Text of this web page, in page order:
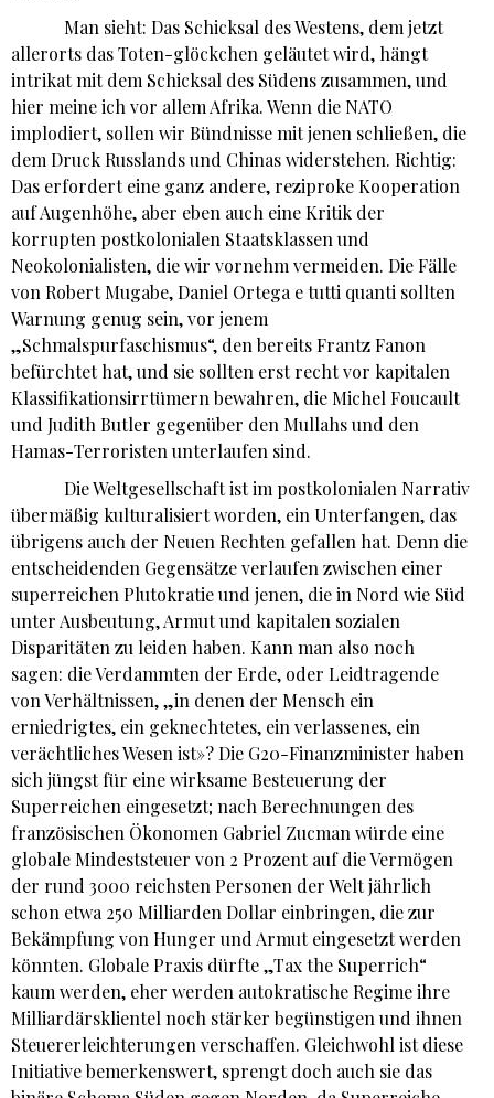
Man sieht: Das Schicksal des Westens, dem jetzt
allerorts das Toten-glöckchen geläutet wird, hängt
intrikat mit dem Schicksal des Südens zusammen, und
hier meine ich vor allem Afrika. Wenn die NATO
implodiert, sollen wir Bündnisse mit jenen schließen, die
dem Druck Russlands und Chinas widerstehen. Richtig:
Das erfordert eine ganz andere, reziproke Kooperation
auf Augenhöhe, aber eben auch eine Kritik der
korrupten postkolonialen Staatsklassen und
Neokolonialisten, die wir vornehm vermeiden. Die Fälle
von Robert Mugabe, Daniel Ortega e tutti quanti sollten
Warnung genug sein, vor jenem
„Schmalspurfaschismus“, den bereits Frantz Fanon
befürchtet hat, und sie sollten erst recht vor kapitalen
Klassifikationsirrtümern bewahren, die Michel Foucault
und Judith Butler gegenüber den Mullahs und den
Hamas-Terroristen unterlaufen sind.
Die Weltgesellschaft ist im postkolonialen Narrativ
übermäßig kulturalisiert worden, ein Unterfangen, das
übrigens auch der Neuen Rechten gefallen hat. Denn die
entscheidenden Gegensätze verlaufen zwischen einer
superreichen Plutokratie und jenen, die in Nord wie Süd
unter Ausbeutung, Armut und kapitalen sozialen
Disparitäten zu leiden haben. Kann man also noch
sagen: die Verdammten der Erde, oder Leidtragende
von Verhältnissen, „in denen der Mensch ein
erniedrigtes, ein geknechtetes, ein verlassenes, ein
verächtliches Wesen ist»? Die G20-Finanzminister haben
sich jüngst für eine wirksame Besteuerung der
Superreichen eingesetzt; nach Berechnungen des
französischen Ökonomen Gabriel Zucman würde eine
globale Mindeststeuer von 2 Prozent auf die Vermögen
der rund 3000 reichsten Personen der Welt jährlich
schon etwa 250 Milliarden Dollar einbringen, die zur
Bekämpfung von Hunger und Armut eingesetzt werden
könnten. Globale Praxis dürfte „Tax the Superrich“
kaum werden, eher werden autokratische Regime ihre
Milliardärsklientel noch stärker begünstigen und ihnen
Steuererleichterungen verschaffen. Gleichwohl ist diese
Initiative bemerkenswert, sprengt doch auch sie das